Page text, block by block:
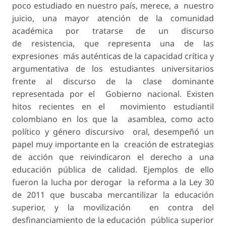
poco estudiado en nuestro país, merece, a nuestro
juicio, una mayor atención de la comunidad
académica por tratarse de un discurso
de resistencia, que representa una de las
expresiones más auténticas de la capacidad crítica y
argumentativa de los estudiantes universitarios
frente al discurso de la clase dominante
representada por el Gobierno nacional. Existen
hitos recientes en el movimiento estudiantil
colombiano en los que la asamblea, como acto
político y género discursivo oral, desempeñó un
papel muy importante en la creación de estrategias
de acción que reivindicaron el derecho a una
educación pública de calidad. Ejemplos de ello
fueron la lucha por derogar la reforma a la Ley 30
de 2011 que buscaba mercantilizar la educación
superior, y la movilización en contra del
desfinanciamiento de la educación pública superior